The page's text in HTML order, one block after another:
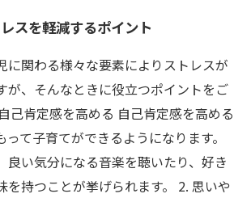
スを軽減するポイント
に関わる様々な要素によりストレスが
が、そんなときに役立つポイントをご
己肯定感を高める 自己肯定感を高める
って子育てができるようになります。
良い気分になる音楽を聴いたり、好き
を持つことが挙げられます。 2. 思いや